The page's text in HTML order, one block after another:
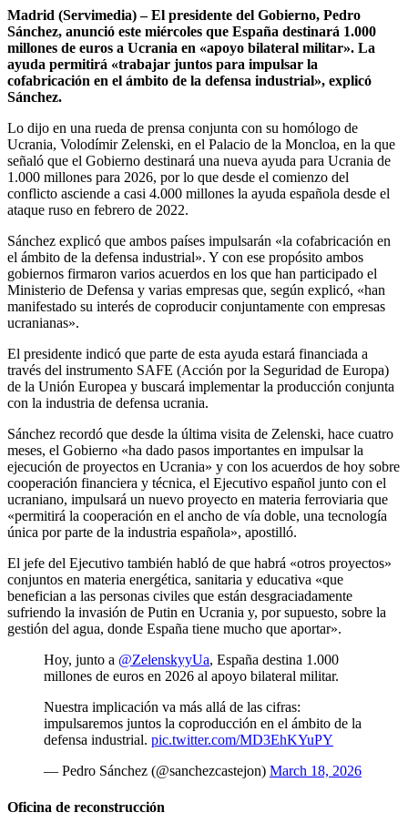
Madrid (Servimedia) – El presidente del Gobierno, Pedro
Sánchez, anunció este miércoles que España destinará 1.000
millones de euros a Ucrania en «apoyo bilateral militar». La
ayuda permitirá «trabajar juntos para impulsar la
cofabricación en el ámbito de la defensa industrial», explicó
Sánchez.
Lo dijo en una rueda de prensa conjunta con su homólogo de
Ucrania, Volodímir Zelenski, en el Palacio de la Moncloa, en la que
señaló que el Gobierno destinará una nueva ayuda para Ucrania de
1.000 millones para 2026, por lo que desde el comienzo del
conflicto asciende a casi 4.000 millones la ayuda española desde el
ataque ruso en febrero de 2022.
Sánchez explicó que ambos países impulsarán «la cofabricación en
el ámbito de la defensa industrial». Y con ese propósito ambos
gobiernos firmaron varios acuerdos en los que han participado el
Ministerio de Defensa y varias empresas que, según explicó, «han
manifestado su interés de coproducir conjuntamente con empresas
ucranianas».
El presidente indicó que parte de esta ayuda estará financiada a
través del instrumento SAFE (Acción por la Seguridad de Europa)
de la Unión Europea y buscará implementar la producción conjunta
con la industria de defensa ucrania.
Sánchez recordó que desde la última visita de Zelenski, hace cuatro
meses, el Gobierno «ha dado pasos importantes en impulsar la
ejecución de proyectos en Ucrania» y con los acuerdos de hoy sobre
cooperación financiera y técnica, el Ejecutivo español junto con el
ucraniano, impulsará un nuevo proyecto en materia ferroviaria que
«permitirá la cooperación en el ancho de vía doble, una tecnología
única por parte de la industria española», apostilló.
El jefe del Ejecutivo también habló de que habrá «otros proyectos»
conjuntos en materia energética, sanitaria y educativa «que
benefician a las personas civiles que están desgraciadamente
sufriendo la invasión de Putin en Ucrania y, por supuesto, sobre la
gestión del agua, donde España tiene mucho que aportar».
Hoy, junto a @ZelenskyyUa, España destina 1.000
millones de euros en 2026 al apoyo bilateral militar.
Nuestra implicación va más allá de las cifras:
impulsaremos juntos la coproducción en el ámbito de la
defensa industrial. pic.twitter.com/MD3EhKYuPY
— Pedro Sánchez (@sanchezcastejon) March 18, 2026
Oficina de reconstrucción